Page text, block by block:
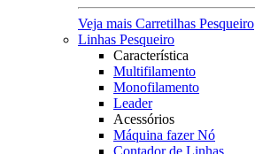
Veja mais Carretilhas Pesqueiro
Linhas Pesqueiro
Característica
Multifilamento
Monofilamento
Leader
Acessórios
Máquina fazer Nó
Contador de Linhas